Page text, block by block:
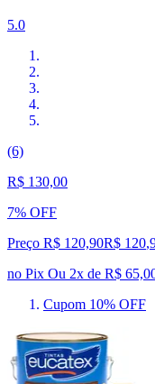
5.0
(6)
R$ 130,00
7% OFF
Preço R$ 120,90R$ 120,
no Pix Ou 2x de R$
Cupom 10% OFF